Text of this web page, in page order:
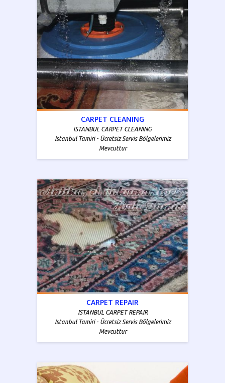
CARPET CLEANING
ISTANBUL CARPET CLEANING
Istanbul Tamiri - Ücretsiz Servis Bölgelerimiz
Mevcuttur
CARPET REPAIR
ISTANBUL CARPET REPAIR
Istanbul Tamiri - Ücretsiz Servis Bölgelerimiz
Mevcuttur